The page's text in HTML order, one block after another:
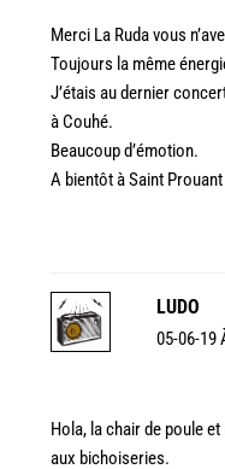
Merci La Ruda vous
Toujours la même
J’étais au dernier
à Couhé.
Beaucoup d’émotion.
A bientôt à Saint Prouant
LUDO
05-06-19
Hola, la chair de poule
aux bichoiseries.